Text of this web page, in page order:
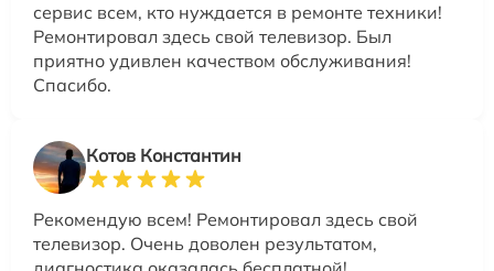
сервис всем, кто нуждается в ремонте техники!
Ремонтировал здесь свой телевизор. Был
приятно удивлен качеством обслуживания!
Спасибо.
Котов Константин
Рекомендую всем! Ремонтировал здесь свой
телевизор. Очень доволен результатом,